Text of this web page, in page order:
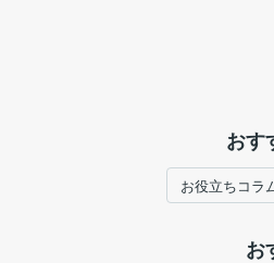
おす
お役立ちコラ
お